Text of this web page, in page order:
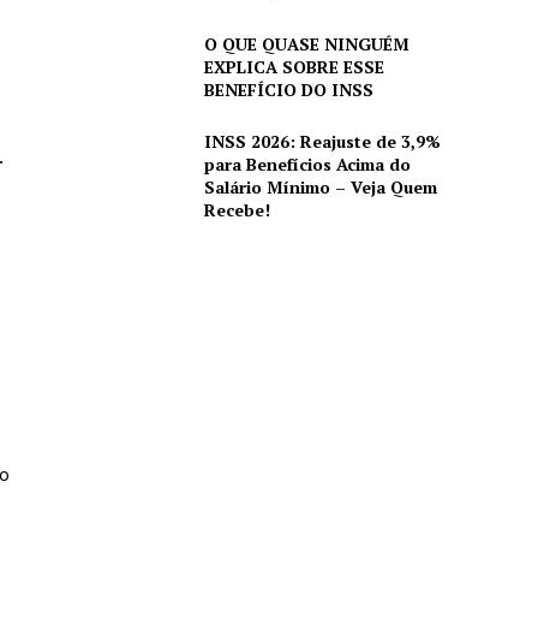
O QUE QUASE NINGUÉM
EXPLICA SOBRE ESSE
BENEFÍCIO DO INSS
INSS 2026: Reajuste de 3,9%
para Benefícios Acima do
Salário Mínimo – Veja Quem
Recebe!